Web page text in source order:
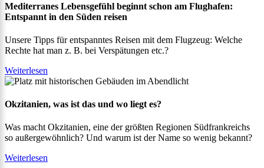
Mediterranes Lebensgefühl beginnt schon am Flughafen:
Entspannt in den Süden reisen
Unsere Tipps für entspanntes Reisen mit dem Flugzeug: Welche
Rechte hat man z. B. bei Verspätungen etc.?
Weiterlesen
Okzitanien, was ist das und wo liegt es?
Was macht Okzitanien, eine der größten Regionen Südfrankreichs
so außergewöhnlich? Und warum ist der Name so wenig bekannt?
Weiterlesen